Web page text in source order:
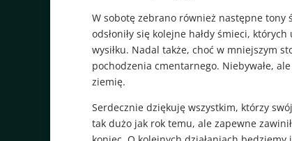
W sobotę zebrano również następne tony
odsłoniły się kolejne hałdy śmieci,
wysiłku. Nadal także, choć w mniejszym
pochodzenia cmentarnego. Niebywałe,
ziemię.
Serdecznie dziękuję wszystkim, którzy
tak dużo jak rok temu, ale zapewne